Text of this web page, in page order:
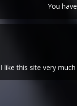
You
I like this site very